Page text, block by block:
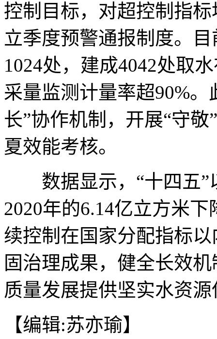
控制目标，对超控制指
立季度预警通报制度。
1024处，建成4042处取
采量监测计量率超90%
长”协作机制，开展“守
夏效能考核。
数据显示，“十四五”
2020年的6.14亿立方米
续控制在国家分配指标
固治理成果，健全长效
质量发展提供坚实水资
【编辑:苏亦瑜】